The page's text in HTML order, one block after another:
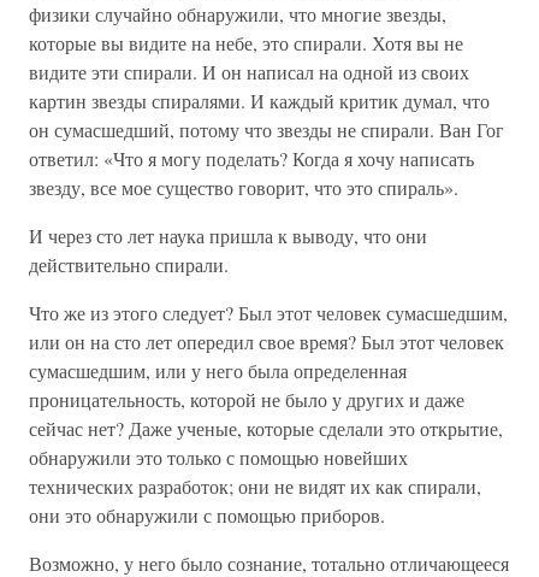
физики случайно обнаружили, что многие звезды,
которые вы видите на небе, это спирали. Хотя вы не
видите эти спирали. И он написал на одной из своих
картин звезды спиралями. И каждый критик думал, что
он сумасшедший, потому что звезды не спирали. Ван Гог
ответил: «Что я могу поделать? Когда я хочу написать
звезду, все мое существо говорит, что это спираль».
И через сто лет наука пришла к выводу, что они
действительно спирали.
Что же из этого следует? Был этот человек сумасшедшим,
или он на сто лет опередил свое время? Был этот человек
сумасшедшим, или у него была определенная
проницательность, которой не было у других и даже
сейчас нет? Даже ученые, которые сделали это открытие,
обнаружили это только с помощью новейших
технических разработок; они не видят их как спирали,
они это обнаружили с помощью приборов.
Возможно, у него было сознание, тотально отличающееся